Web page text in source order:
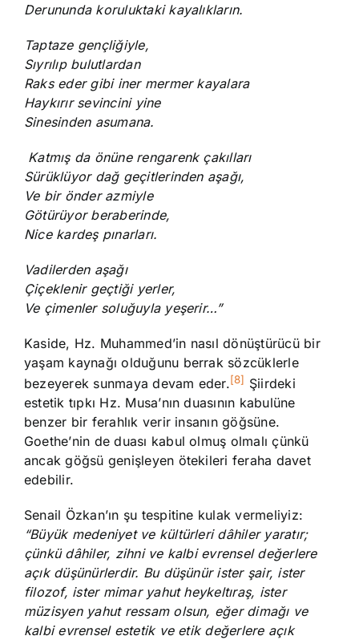
Derununda koruluktaki kayalıkların.
Taptaze gençliğiyle,
Sıyrılıp bulutlardan
Raks eder gibi iner mermer kayalara
Haykırır sevincini yine
Sinesinden asumana.
Katmış da önüne rengarenk çakılları
Sürüklüyor dağ geçitlerinden aşağı,
Ve bir önder azmiyle
Götürüyor beraberinde,
Nice kardeş pınarları.
Vadilerden aşağı
Çiçeklenir geçtiği yerler,
Ve çimenler soluğuyla yeşerir…”
Kaside, Hz. Muhammed’in nasıl dönüştürücü bir
yaşam kaynağı olduğunu berrak sözcüklerle
bezeyerek sunmaya devam eder.[8] Şiirdeki
estetik tıpkı Hz. Musa’nın duasının kabulüne
benzer bir ferahlık verir insanın göğsüne.
Goethe’nin de duası kabul olmuş olmalı çünkü
ancak göğsü genişleyen ötekileri feraha davet
edebilir.
Senail Özkan’ın şu tespitine kulak vermeliyiz:
“Büyük medeniyet ve kültürleri dâhiler yaratır;
çünkü dâhiler, zihni ve kalbi evrensel değerlere
açık düşünürlerdir. Bu düşünür ister şair, ister
filozof, ister mimar yahut heykeltıraş, ister
müzisyen yahut ressam olsun, eğer dimağı ve
kalbi evrensel estetik ve etik değerlere açık